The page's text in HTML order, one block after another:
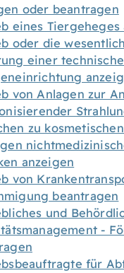
oder beantragen
eines Tiergeheges
oder die
einer
von Anlagen zur
zu
anzeigen
von
beantragen
und
-
für